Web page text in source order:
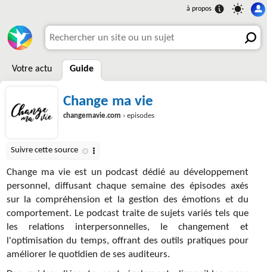
Votre actu Guide
Change ma vie
changemavie.com › episodes
Change ma vie est un podcast dédié au développement
personnel, diffusant chaque semaine des épisodes axés
sur la compréhension et la gestion des émotions et du
comportement. Le podcast traite de sujets variés tels que
les relations interpersonnelles, le changement et
l'optimisation du temps, offrant des outils pratiques pour
améliorer le quotidien de ses auditeurs.